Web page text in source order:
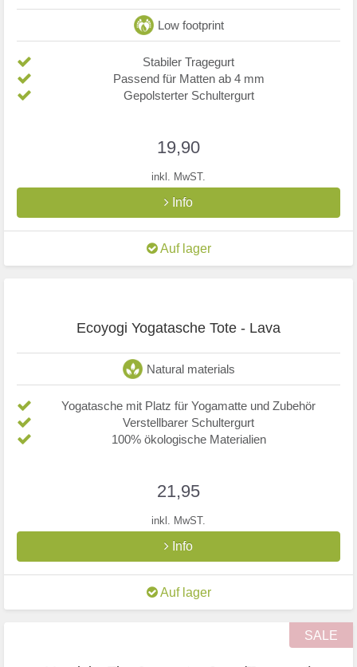
Low footprint
Stabiler Tragegurt
Passend für Matten ab 4 mm
Gepolsterter Schultergurt
19,90
inkl. MwST.
Info
Auf lager
Ecoyogi Yogatasche Tote - Lava
Natural materials
Yogatasche mit Platz für Yogamatte und Zubehör
Verstellbarer Schultergurt
100% ökologische Materialien
21,95
inkl. MwST.
Info
Auf lager
SALE